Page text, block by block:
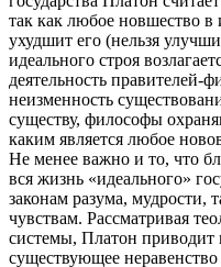
так как любое новшество в
ухудшит его (нельзя
идеального строя
деятельность правителей-
неизменность
существу, философы
каким является любое
Не менее важно и то, что
вся жизнь «идеального»
законам разума, мудрости,
чувствам. Рассматривая
системы, Платон
существующее